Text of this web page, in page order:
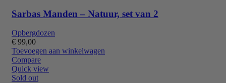
Sarbas Manden – Natuur, set van 2
Opbergdozen
€ 99,00
Toevoegen aan winkelwagen
Compare
Quick view
Sold out